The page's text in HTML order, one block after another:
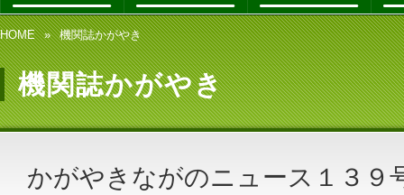
HOME 機関誌かがやき
機関誌かがやき
かがやきながのニュース１３９